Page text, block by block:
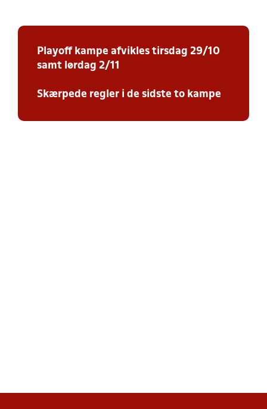
Playoff kampe afvikles tirsdag 29/10
samt lørdag 2/11
Skærpede regler i de sidste to kampe